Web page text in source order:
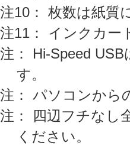
注10： 枚数は紙質
注11： インクカー
注： Hi-Speed
す。
注： パソコンから
注： 四辺フチなし
ください。